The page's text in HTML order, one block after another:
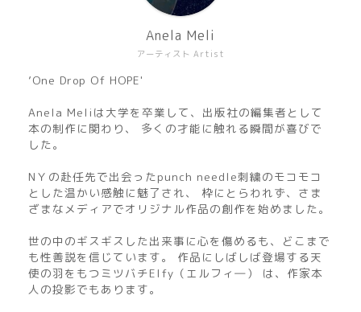
アーティスト Artist
Anela Meli
’One Drop Of HOPE'
Anela Meliは大学を卒業して、出版社の編集者として
本の制作に関わり、 多くの才能に触れる瞬間が喜びで
した。
NＹの赴任先で出会ったpunch needle刺繍のモコモコ
とした温かい感触に魅了され、 枠にとらわれず、さま
ざまなメディアでオリジナル作品の創作を始めました。
世の中のギスギスした出来事に心を傷めるも、どこまで
も性善説を信じています。 作品にしばしば登場する天
使の羽をもつミツバチElfy（エルフィ―） は、作家本
人の投影でもあります。